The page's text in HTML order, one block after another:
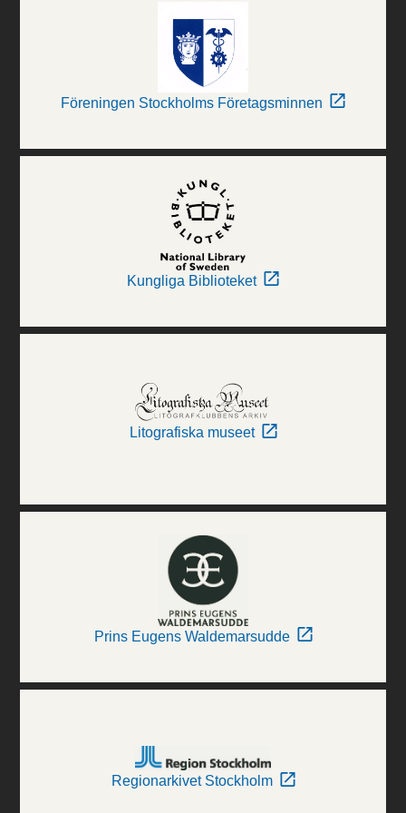
Föreningen Stockholms Företagsminnen
Kungliga Biblioteket
Litografiska museet
Prins Eugens Waldemarsudde
Regionarkivet Stockholm